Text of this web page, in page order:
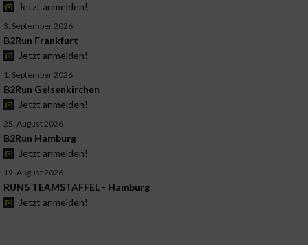
Jetzt anmelden!
3. September 2026
B2Run Frankfurt
Jetzt anmelden!
1. September 2026
B2Run Gelsenkirchen
Jetzt anmelden!
25. August 2026
B2Run Hamburg
Jetzt anmelden!
19. August 2026
RUN5 TEAMSTAFFEL - Hamburg
Jetzt anmelden!